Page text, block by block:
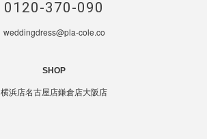
0120-370-090
weddingdress@pla-cole.co
SHOP
横浜店名古屋店鎌倉店大阪店